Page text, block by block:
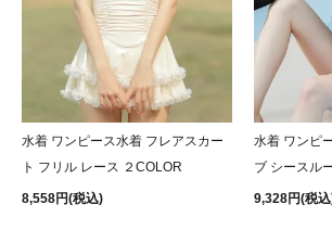
水着 ワンピース水着 フレアスカー
ト フリル レース ２COLOR
8,558円(税込)
水着 ワンピ
ブ シースル
9,328円(税